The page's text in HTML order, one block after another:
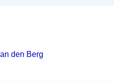
den Berg